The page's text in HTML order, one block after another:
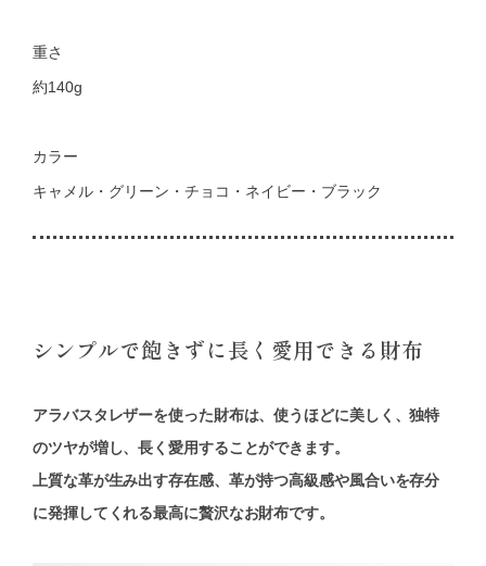
重さ
約140g
カラー
キャメル・グリーン・チョコ・ネイビー・ブラック
シンプルで飽きずに長く愛用できる財布
アラバスタレザーを使った財布は、使うほどに美しく、独特
のツヤが増し、長く愛用することができます。
上質な革が生み出す存在感、革が持つ高級感や風合いを存分
に発揮してくれる最高に贅沢なお財布です。